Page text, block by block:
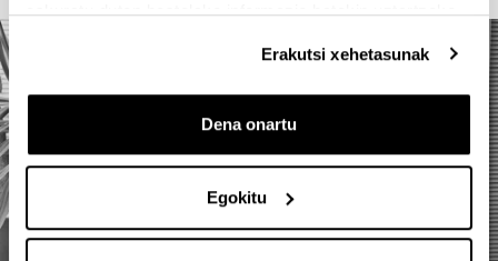
eskuratu duten bestelako informazio batekin uztartzeko.
Erakutsi xehetasunak
Dena onartu
Egokitu